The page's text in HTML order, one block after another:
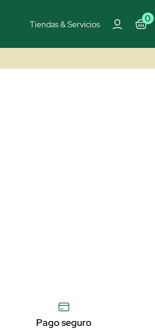
Tiendas & Servicios
0
Pago seguro